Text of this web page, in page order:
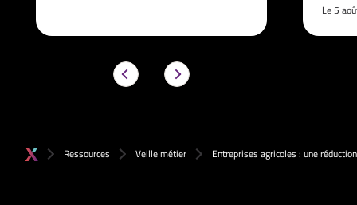
Le 5
Ressources Veille métier Entreprises agricoles : une